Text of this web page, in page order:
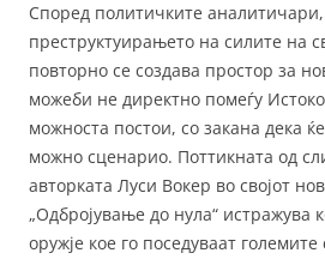
c
e
b
o
o
k
itt
er
ai
l
ss
e
n
g
er
Според политичките
преструктуирањето на силите на
повторно се создава простор за
можеби не директно помеѓу
можноста постои, со закана дека
можно сценарио. Поттикната од
авторката Луси Вокер во својот
„Одбројување до нула“ истражува
оружје кое го поседуваат